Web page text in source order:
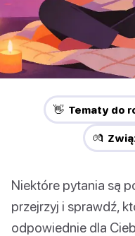
👋 Tematy do
💏
Niektóre pytania są
przejrzyj i sprawdź,
odpowiednie dla